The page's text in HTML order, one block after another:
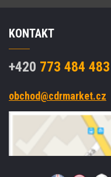
KONTAKT
+420 773 484 483
obchod@cdrmarket.cz